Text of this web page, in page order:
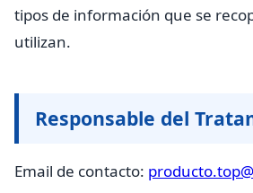
tipos de información que se
utilizan.
Responsable del
Email de contacto: